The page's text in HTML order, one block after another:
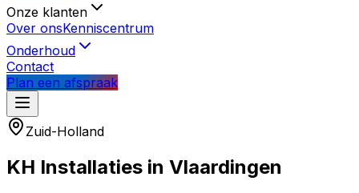
Onze klanten
Over onsKenniscentrum
Onderhoud
Contact
Plan een afspraak
Zuid-Holland
KH Installaties in Vlaardingen